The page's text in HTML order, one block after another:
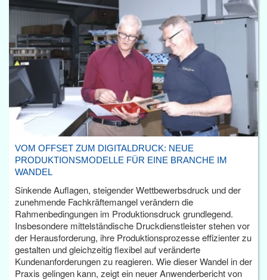
VOM OFFSET ZUM DIGITALDRUCK: NEUE
PRODUKTIONSMODELLE FÜR EINE BRANCHE IM
WANDEL
Sinkende Auflagen, steigender Wettbewerbsdruck und der
zunehmende Fachkräftemangel verändern die
Rahmenbedingungen im Produktionsdruck grundlegend.
Insbesondere mittelständische Druckdienstleister stehen vor
der Herausforderung, ihre Produktionsprozesse effizienter zu
gestalten und gleichzeitig flexibel auf veränderte
Kundenanforderungen zu reagieren. Wie dieser Wandel in der
Praxis gelingen kann, zeigt ein neuer Anwenderbericht von